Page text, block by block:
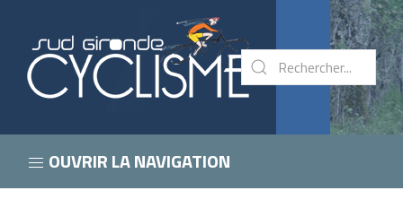
OUVRIR LA NAVIGATION